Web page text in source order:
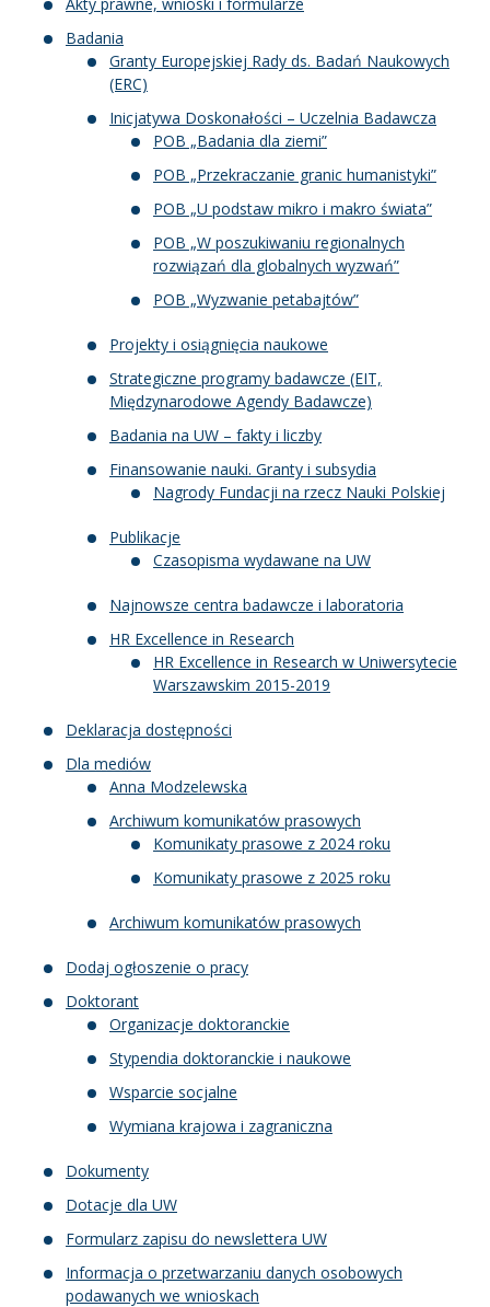
KandydatBadania
Granty Europejskiej Rady ds. Badań Naukowych
(ERC)
Inicjatywa Doskonałości – Uczelnia Badawcza
POB „Badania dla ziemi”
POB „Przekraczanie granic humanistyki”
POB „U podstaw mikro i makro świata”
POB „W poszukiwaniu regionalnych
rozwiązań dla globalnych wyzwań”
POB „Wyzwanie petabajtów”
Projekty i osiągnięcia naukowe
Strategiczne programy badawcze (EIT,
Międzynarodowe Agendy Badawcze)
Badania na UW – fakty i liczby
Finansowanie nauki. Granty i subsydia
Nagrody Fundacji na rzecz Nauki Polskiej
Publikacje
Czasopisma wydawane na UW
Najnowsze centra badawcze i laboratoria
HR Excellence in Research
HR Excellence in Research w Uniwersytecie
Warszawskim 2015-2019
Deklaracja dostępności
Dla mediów
Anna Modzelewska
Archiwum komunikatów prasowych
Komunikaty prasowe z 2024 roku
Komunikaty prasowe z 2025 roku
Archiwum komunikatów prasowych
Dodaj ogłoszenie o pracy
Doktorant
Organizacje doktoranckie
Stypendia doktoranckie i naukowe
Wsparcie socjalne
Wymiana krajowa i zagraniczna
Dokumenty
Dotacje dla UW
Formularz zapisu do newslettera UW
Informacja o przetwarzaniu danych osobowych
podawanych we wnioskach